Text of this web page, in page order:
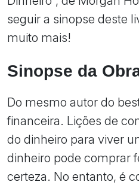
seguir a sinopse deste
muito mais!
Sinopse da
Do mesmo autor do
financeira. Lições de
do dinheiro para viver
dinheiro pode comprar
certeza. No entanto, é